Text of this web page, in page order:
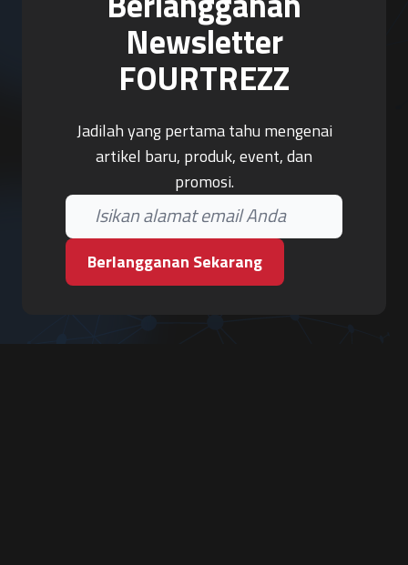
Newsletter
FOURTREZZ
Jadilah yang pertama tahu mengenai
artikel baru, produk, event, dan
promosi.
Berlangganan Sekarang